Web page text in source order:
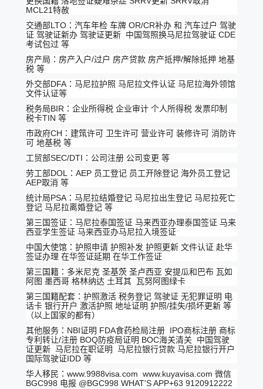
MCL21特赦
交通部LTO：汽车年检 车牌 OR/CR补办 和 汽车过户 驾驶
证 驾驶证新办 驾驶证更新 中国驾照换马尼拉驾驶证 CDE
考试包过 等
房产局：房产入户/过户 房产贷款 房产抵押/解除抵押 地基
税 等
外交部DFA：马尼拉护照 马尼拉文件认证 马尼拉海外领馆
文件认证等
税务局BIR：企业所得税 企业审计 个人所得税 发票印制
税卡TIN 等
市政府CH：建筑许可 卫生许可 营业许可 装修许可 消防许
可 地基税 等
工贸部SEC/DTI：公司注册 公司变更 等
劳工部DOL：AEP 员工登记 员工开除登记 海外员工登记
AEP取消 等
统计局PSA：马尼拉结婚登记 马尼拉出生登记 马尼拉死亡
登记 马尼拉离婚登记 等
第三国签证：马尼拉泰国签证 马来西亚办理泰国签证 马来
西亚学生签证 马来西亚办马尼拉入境签证
中国大使馆：护照申请 护照补发 护照更新 文件认证 赴华
签证办理 在华签证延期 在华工作签证
第三国籍：多米尼克 圣基茨 圣卢西亚 安提瓜和巴布 瓦如
阿图 墨西哥 格林纳达 土耳其 瓦努阿图绿卡
第三国籍配套：护照激活 税务登记 驾驶证 无犯罪证明 电
话卡 银行开户 激活护照 地址证明 护照/挂失/损坏更新 等
（以上国家的都有）
其他服务：NBI证明 FDA食药检局注册 IPO商标注册 商标
专利转让/注册 BOQ防疫局证明 BOC海关清关 中国驾驶
证更新 马尼拉在职证明 马尼拉银行贷款 马尼拉银行开户
国际驾驶证IDD 等
华人移民：www.9988visa.com www.kuyavisa.com 微信
BGC998 电报 @BGC998 WHAT'S APP+63 9120912222